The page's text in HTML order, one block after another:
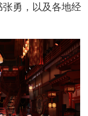
勇，以及各地经